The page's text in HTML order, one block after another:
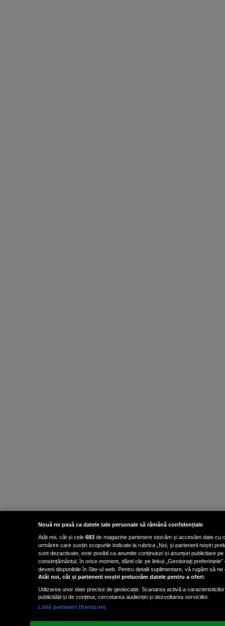
Nouă ne pasă ca datele tale personale să rămână confidențiale
Atât noi, cât și cele 683 de magazine partenere stocăm și accesăm date cu
urmărire care susțin scopurile indicate la rubrica „Noi, și partenerii noștri
sunt dezactivate, este posibil ca anumite conținuturi și anunțuri publicitare
consimțământul, în orice moment, dând clic pe linkul „Gestionați
deveni disponibile în Site-ul web. Pentru detalii suplimentare, vă rugăm să
Atât noi, cât și partenerii noștri prelucrăm datele pentru a oferi:
Utilizarea unor date precise de geolocație. Scanarea activă a
publicității și de conținut, cercetarea audienței și dezvoltarea serviciilor.
Listă parteneri (furnizori)